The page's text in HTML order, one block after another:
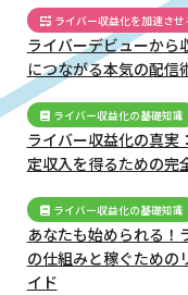
ライバー収益化を加速さ
ライバーデビューから
につながる本気の配信
ライバー収益化の基礎知識
ライバー収益化の真実
定収入を得るための完
ライバー収益化の基礎知識
あなたも始められる！
の仕組みと稼ぐための
イド